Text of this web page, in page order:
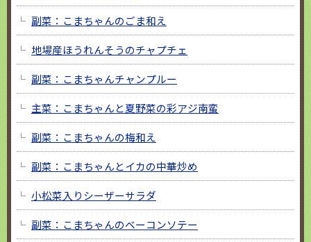
副菜：こまちゃんのごま和え
地場産ほうれんそうのチャプチェ
副菜：こまちゃんチャンプルー
主菜：こまちゃんと夏野菜の彩アジ南蛮
副菜：こまちゃんの梅和え
副菜：こまちゃんとイカの中華炒め
小松菜入りシーザーサラダ
副菜：こまちゃんのベーコンソテー